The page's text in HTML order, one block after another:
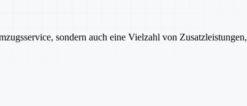
sondern auch eine Vielzahl von